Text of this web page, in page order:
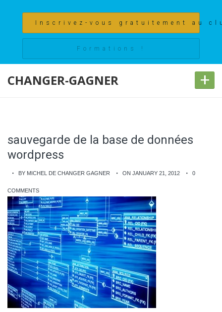
Inscrivez-vous gratuitement au
Formations !
CHANGER-GAGNER +
sauvegarde de la base de données
wordpress
BY MICHEL DE CHANGER GAGNER ON JANUARY 21, 2012 0
COMMENTS